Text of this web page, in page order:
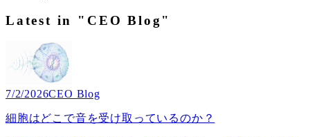
Latest in "CEO Blog"
7/2/2026CEO Blog
細胞はどこで音を受け取っているのか？